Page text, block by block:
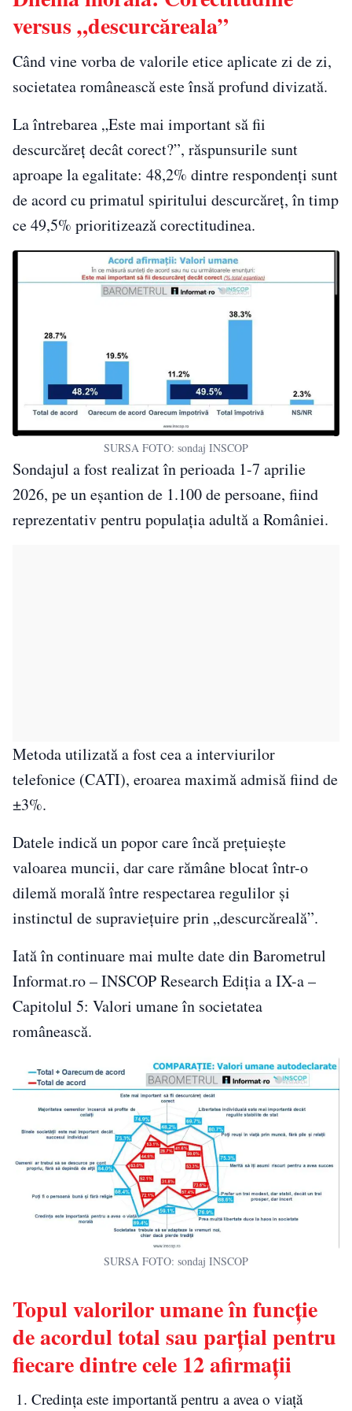
versus „descurcăreala”
Când vine vorba de valorile etice aplicate zi de zi,
societatea românească este însă profund divizată.
La întrebarea „Este mai important să fii
descurcăreț decât corect?”, răspunsurile sunt
aproape la egalitate: 48,2% dintre respondenți sunt
de acord cu primatul spiritului descurcăreț, în timp
ce 49,5% prioritizează corectitudinea.
SURSA FOTO: sondaj INSCOP
Sondajul a fost realizat în perioada 1-7 aprilie
2026, pe un eșantion de 1.100 de persoane, fiind
reprezentativ pentru populația adultă a României.
Metoda utilizată a fost cea a interviurilor
telefonice (CATI), eroarea maximă admisă fiind de
±3%.
Datele indică un popor care încă prețuiește
valoarea muncii, dar care rămâne blocat într-o
dilemă morală între respectarea regulilor și
instinctul de supraviețuire prin „descurcăreală”.
Iată în continuare mai multe date din Barometrul
Informat.ro – INSCOP Research Ediția a IX-a –
Capitolul 5: Valori umane în societatea
românească.
SURSA FOTO: sondaj INSCOP
Topul valorilor umane în funcție
de acordul total sau parțial pentru
fiecare dintre cele 12 afirmații
Credința este importantă pentru a avea o viață